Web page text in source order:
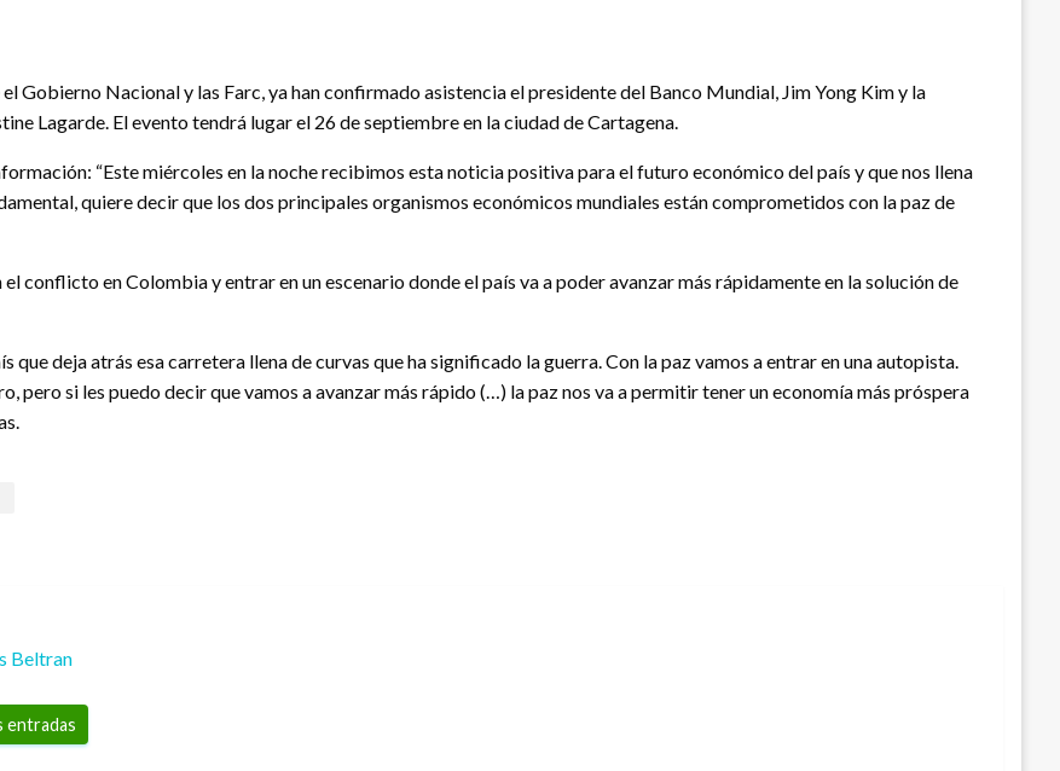
Gobierno Nacional y las Farc, ya han confirmado asistencia el presidente del Banco Mundial, Jim Yong Kim y la
Lagarde. El evento tendrá lugar el 26 de septiembre en la ciudad de Cartagena.
“Este miércoles en la noche recibimos esta noticia positiva para el futuro económico del país y que nos llena
quiere decir que los dos principales organismos económicos mundiales están comprometidos con la paz de
conflicto en Colombia y entrar en un escenario donde el país va a poder avanzar más rápidamente en la solución de
que deja atrás esa carretera llena de curvas que ha significado la guerra. Con la paz vamos a entrar en una autopista.
pero si les puedo decir que vamos a avanzar más rápido (…) la paz nos va a permitir tener un economía más próspera
Beltran
entradas